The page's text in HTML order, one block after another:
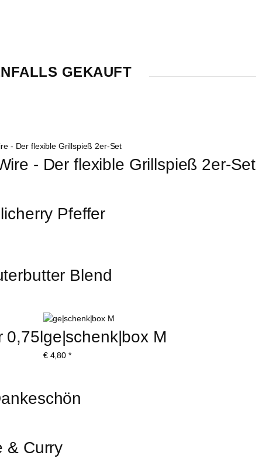
GEKAUFT
- Der flexible Grillspieß 2er-Set
Pfeffer
Blend
0,75lge|schenk|box M
€ 4,80 *
& Curry